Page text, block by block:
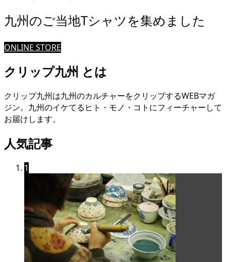
九州のご当地Tシャツを集めました
ONLINE STORE
クリップ九州 とは
クリップ九州は九州のカルチャーをクリップするWEBマガ
ジン。九州のイケてるヒト・モノ・コトにフィーチャーして
お届けします。
人気記事
1